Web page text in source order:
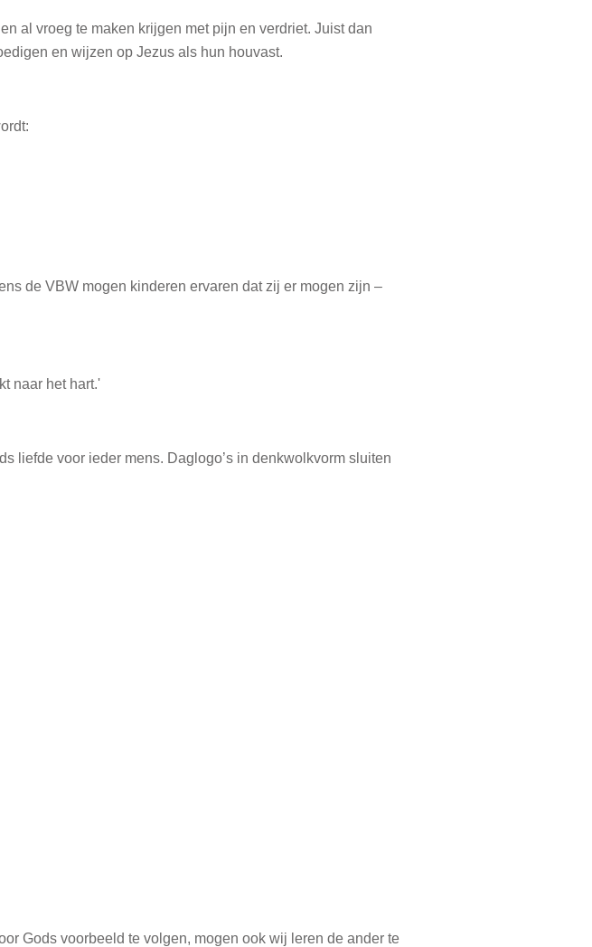
al vroeg te maken krijgen met pijn en verdriet. Juist dan
en wijzen op Jezus als hun houvast.
de VBW mogen kinderen ervaren dat zij er mogen zijn –
naar het hart.'
liefde voor ieder mens. Daglogo’s in denkwolkvorm sluiten
Gods voorbeeld te volgen, mogen ook wij leren de ander te